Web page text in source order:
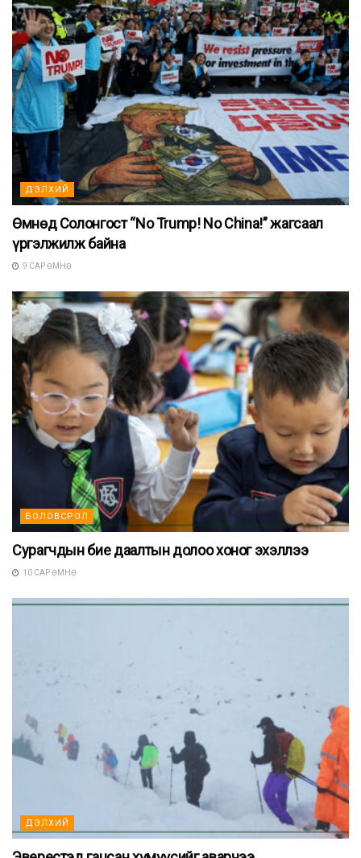
ДЭЛХИЙ
Өмнөд Солонгост “No Trump! No China!” жагсаал
үргэлжилж байна
9 САР ӨМНӨ
БОЛОВСРОЛ
Сурагчдын бие даалтын долоо хоног эхэллээ
10 САР ӨМНӨ
ДЭЛХИЙ